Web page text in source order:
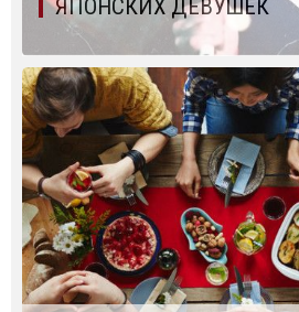
ЯПОНСКИХ ДЕВУШЕК